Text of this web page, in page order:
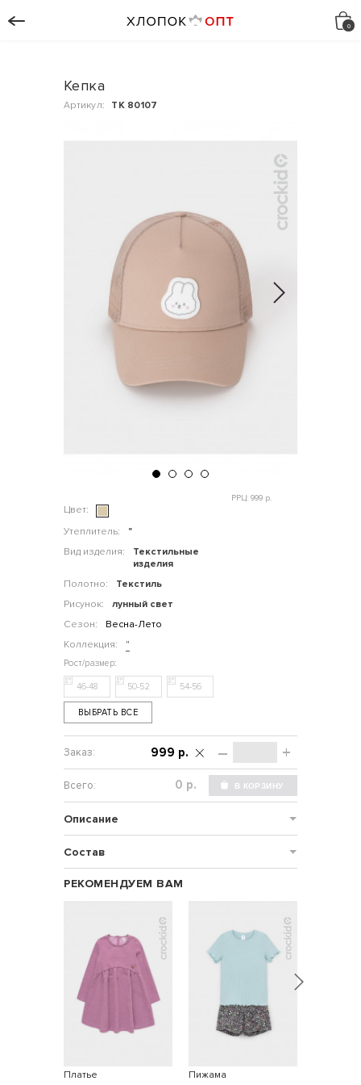
Кепка
Артикул: ТК 80107
Цвет:
Утеплитель:
"
Вид изделия:
Текстильные
изделия
Полотно:
Текстиль
Рисунок:
лунный свет
Сезон:
Весна-Лето
Коллекция:
"
РРЦ: 999 р.
46-48 50-52 54-56
ВЫБРАТЬ ВСЕ
– +
999 р.
р.
Описание
Состав
РЕКОМЕНДУЕМ ВАМ
Платье Пижама